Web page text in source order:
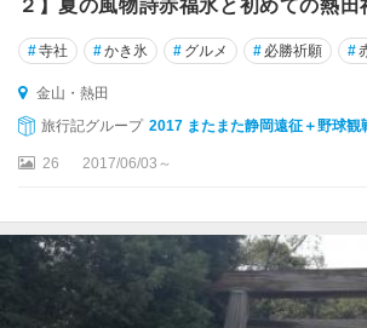
２】夏の風物詩赤福氷と初めての熱田
#寺社 #かき氷 # グルメ # 必勝祈願 #
金山・熱田
旅行記グループ 2017 またまた静岡遠征＋野球観
26 2017/06/03～